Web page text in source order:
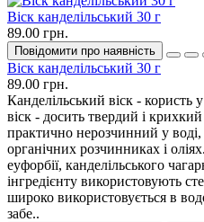
Віск канделільський 30 г
89.00 грн.
Повідомити про наявність
Віск канделільський 30 г
89.00 грн.
Канделільський віск - користь
віск - досить твердий і
практично нерозчинний у
органічних розчинниках і
еуфорбії, канделільського
інгредієнту використовують
широко використовується в
забе..